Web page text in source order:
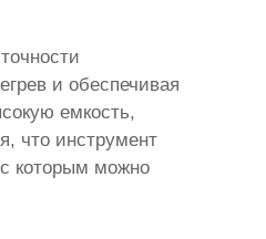
и обеспечивая
емкость,
что инструмент
с которым можно